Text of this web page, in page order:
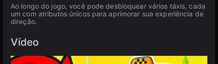
Ao longo do jogo, você pode desbloquear vários táxis, cada
um com atributos únicos para aprimorar sua experiência de
direção.
Vídeo